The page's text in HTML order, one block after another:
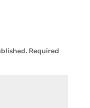
Required